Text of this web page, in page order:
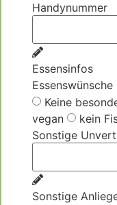
Handynummer
Essensinfos
Essenswünsche
Keine
vegan
kein
Sonstige
Sonstige